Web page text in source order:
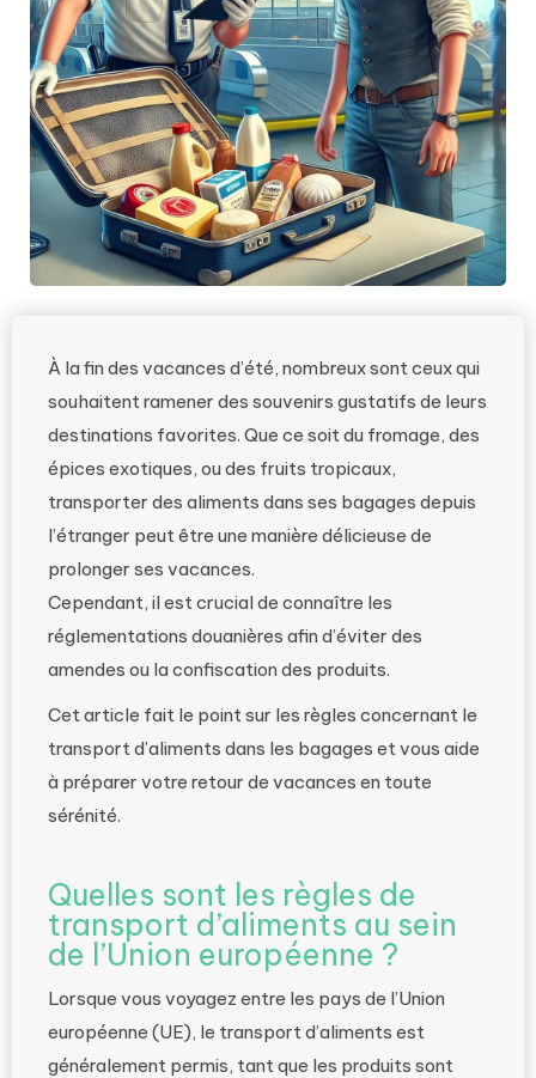
À la fin des vacances d’été, nombreux sont ceux qui
souhaitent ramener des souvenirs gustatifs de leurs
destinations favorites. Que ce soit du fromage, des
épices exotiques, ou des fruits tropicaux,
transporter des aliments dans ses bagages depuis
l’étranger peut être une manière délicieuse de
prolonger ses vacances.
Cependant, il est crucial de connaître les
réglementations douanières afin d’éviter des
amendes ou la confiscation des produits.
Cet article fait le point sur les règles concernant le
transport d’aliments dans les bagages et vous aide
à préparer votre retour de vacances en toute
sérénité.
Quelles sont les règles de
transport d’aliments au sein
de l’Union européenne ?
Lorsque vous voyagez entre les pays de l’Union
européenne (UE), le transport d’aliments est
généralement permis, tant que les produits sont